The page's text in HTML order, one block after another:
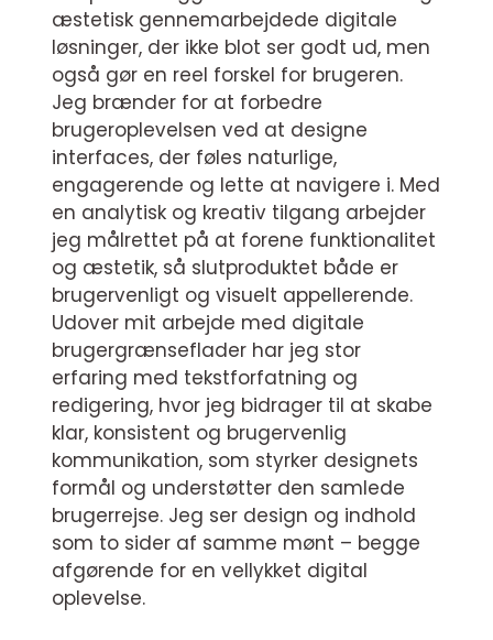
æstetisk gennemarbejdede digitale
løsninger, der ikke blot ser godt ud, men
også gør en reel forskel for brugeren.
Jeg brænder for at forbedre
brugeroplevelsen ved at designe
interfaces, der føles naturlige,
engagerende og lette at navigere i. Med
en analytisk og kreativ tilgang arbejder
jeg målrettet på at forene funktionalitet
og æstetik, så slutproduktet både er
brugervenligt og visuelt appellerende.
Udover mit arbejde med digitale
brugergrænseflader har jeg stor
erfaring med tekstforfatning og
redigering, hvor jeg bidrager til at skabe
klar, konsistent og brugervenlig
kommunikation, som styrker designets
formål og understøtter den samlede
brugerrejse. Jeg ser design og indhold
som to sider af samme mønt – begge
afgørende for en vellykket digital
oplevelse.